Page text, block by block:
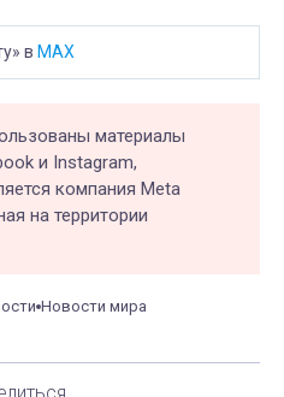
в MAX
материалы
и Instagram,
компания Meta
на территории
Новости мира